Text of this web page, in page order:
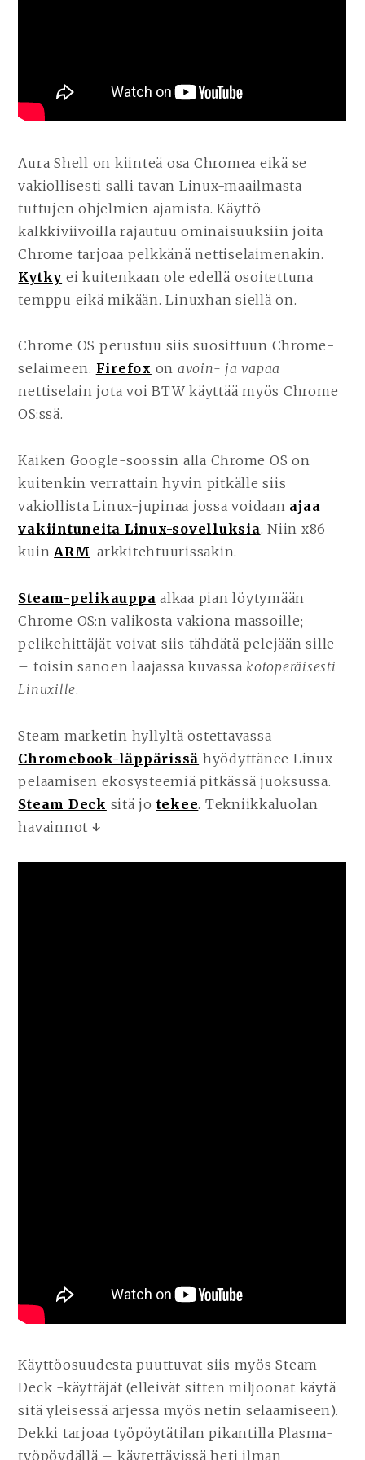
Aura Shell on kiinteä osa Chromea eikä se
vakiollisesti salli tavan Linux-maailmasta
tuttujen ohjelmien ajamista. Käyttö
kalkkiviivoilla rajautuu ominaisuuksiin joita
Chrome tarjoaa pelkkänä nettiselaimenakin.
Kytky ei kuitenkaan ole edellä osoitettuna
temppu eikä mikään. Linuxhan siellä on.
Chrome OS perustuu siis suosittuun Chrome-
selaimeen. Firefox on avoin- ja vapaa
nettiselain jota voi BTW käyttää myös Chrome
OS:ssä.
Kaiken Google-soossin alla Chrome OS on
kuitenkin verrattain hyvin pitkälle siis
vakiollista Linux-jupinaa jossa voidaan ajaa
vakiintuneita Linux-sovelluksia. Niin x86
kuinARM-arkkitehtuurissakin.
Steam-pelikauppa alkaa pian löytymään
Chrome OS:n valikosta vakiona massoille;
pelikehittäjät voivat siis tähdätä pelejään sille
– toisin sanoen laajassa kuvassa kotoperäisesti
Linuxille.
Steam marketin hyllyltä ostettavassa
Chromebook-läppärissä hyödyttänee Linux-
pelaamisen ekosysteemiä pitkässä juoksussa.
Steam Deck sitä jo tekee. Tekniikkaluolan
havainnot ↓
Käyttöosuudesta puuttuvat siis myös Steam
Deck -käyttäjät (elleivät sitten miljoonat käytä
sitä yleisessä arjessa myös netin selaamiseen).
Dekki tarjoaa työpöytätilan pikantilla Plasma-
työpöydällä – käytettävissä heti ilman